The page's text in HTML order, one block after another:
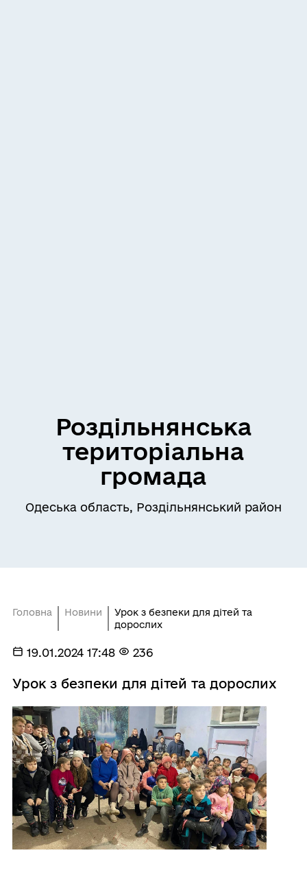
Роздільнянська
територіальна
громада
Одеська область, Роздільнянський район
Головна Новини
Урок з безпеки для дітей та
дорослих
19.01.2024 17:48 236
Урок з безпеки для дітей та дорослих